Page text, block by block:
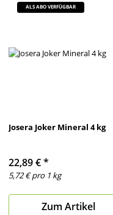
ALS ABO VERFÜGBAR
Josera Joker Mineral 4 kg
22,89 €*
5,72 € pro 1 kg
Zum Artikel